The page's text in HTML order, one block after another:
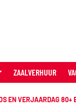
ZAALVERHUUR
EN VERJAARDAG 80+